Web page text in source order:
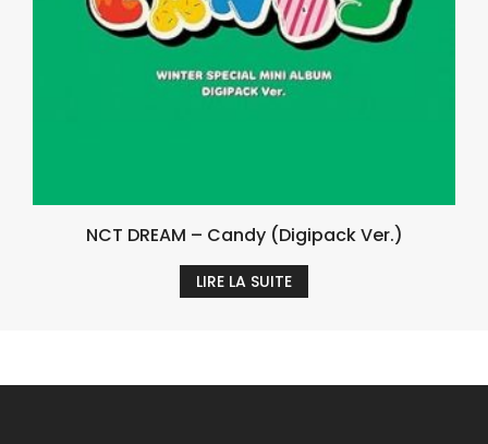
NCT DREAM – Candy (Digipack Ver.)
LIRE LA SUITE